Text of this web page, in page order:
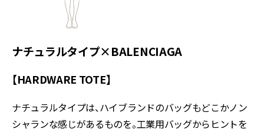
ナチュラルタイプ×BALENCIAGA
【HARDWARE TOTE】
ナチュラルタイプは、ハイブランドのバッグもどこかノン
シャランな感じがあるものを。工業用バッグからヒントを